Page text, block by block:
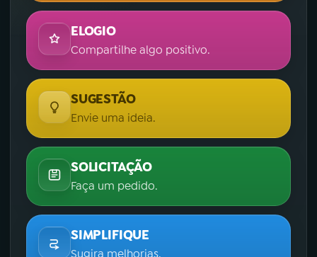
ELOGIO
Compartilhe algo positivo.
SUGESTÃO
Envie uma ideia.
SOLICITAÇÃO
Faça um pedido.
SIMPLIFIQUE
Sugira melhorias.